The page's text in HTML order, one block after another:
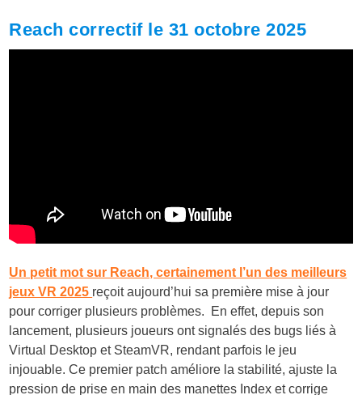
Reach correctif le 31 octobre 2025
Un petit mot sur Reach, certainement l’un des meilleurs
jeux VR 2025 reçoit aujourd’hui sa première mise à jour
pour corriger plusieurs problèmes. En effet, depuis son
lancement, plusieurs joueurs ont signalés des bugs liés à
Virtual Desktop et SteamVR, rendant parfois le jeu
injouable. Ce premier patch améliore la stabilité, ajuste la
pression de prise en main des manettes Index et corrige